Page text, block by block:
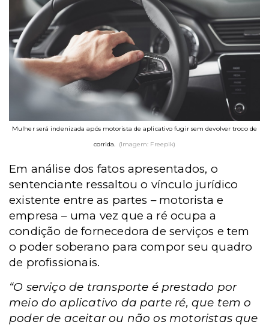
Mulher será indenizada após motorista de aplicativo fugir sem devolver troco de
corrida. (Imagem: Freepik)
Em análise dos fatos apresentados, o
sentenciante ressaltou o vínculo jurídico
existente entre as partes – motorista e
empresa – uma vez que a ré ocupa a
condição de fornecedora de serviços e tem
o poder soberano para compor seu quadro
de profissionais.
“O serviço de transporte é prestado por
meio do aplicativo da parte ré, que tem o
poder de aceitar ou não os motoristas que